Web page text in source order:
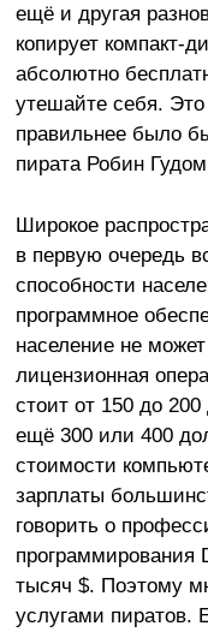
ещё и другая
копирует компакт-
абсолютно
утешайте себя. Это
правильнее было
пирата Робин
Широкое
в первую очередь
способности
программное
население не
лицензионная
стоит от 150 до
ещё 300 или 400
стоимости
зарплаты
говорить о
программирования
тысяч $. Поэтому
услугами пиратов.